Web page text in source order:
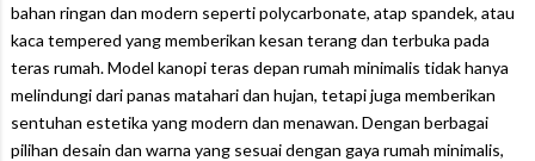
bahan ringan dan modern seperti polycarbonate, atap spandek, atau
kaca tempered yang memberikan kesan terang dan terbuka pada
teras rumah. Model kanopi teras depan rumah minimalis tidak hanya
melindungi dari panas matahari dan hujan, tetapi juga memberikan
sentuhan estetika yang modern dan menawan. Dengan berbagai
pilihan desain dan warna yang sesuai dengan gaya rumah minimalis,